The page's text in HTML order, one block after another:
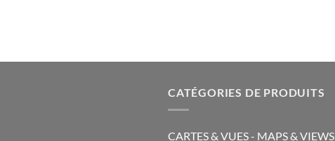
CATÉGORIES DE PRODUITS
CARTES & VUES - MAPS & VIEWS